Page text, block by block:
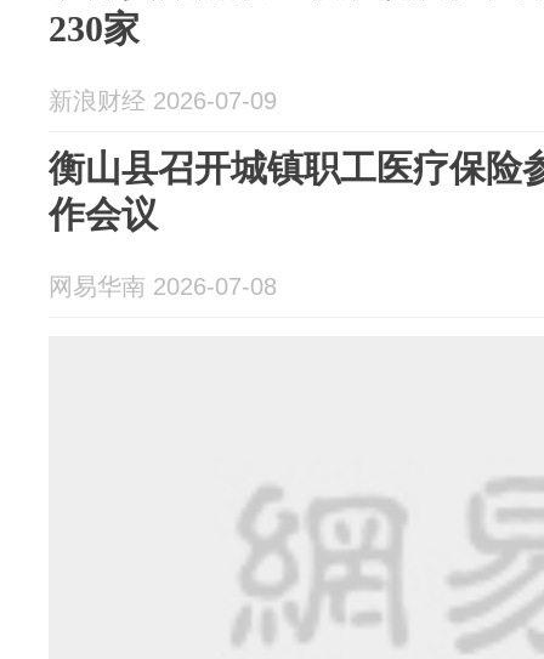
230家
新浪财经 2026-07-09
衡山县召开城镇职工医疗保险
作会议
网易华南 2026-07-08